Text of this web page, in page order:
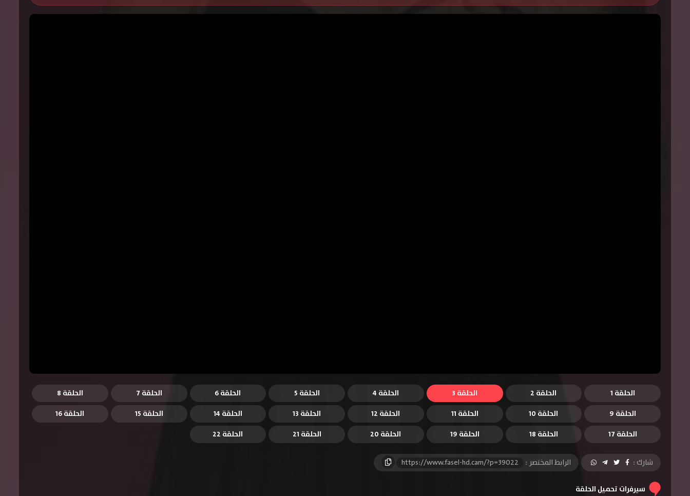
الحلقة 1 الحلقة 2 الحلقة 3 الحلقة 4 الحلقة 5 الحلقة 6 الحلقة 7
الحلقة 8
الحلقة 9
الحلقة 10 الحلقة 11 الحلقة 12 الحلقة 13 الحلقة 14 الحلقة 15
الحلقة 16
الحلقة 17
الحلقة 18 الحلقة 19 الحلقة 20 الحلقة 21 الحلقة 22
شارك : الرابط المختصر : https://www.fasel-hd.cam/?p=39022
سيرفرات تحميل الحلقة